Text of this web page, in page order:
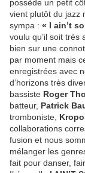
possède un petit
vient plutôt du jazz
sympa : « I ain’t
voulu qu’il soit très
bien sur une
par moment mais
enregistrées avec
d’horizons très
bassiste Roger
batteur, Patrick
tromboniste,
collaborations
fusion et nous
mélanger les
fait pour danser,